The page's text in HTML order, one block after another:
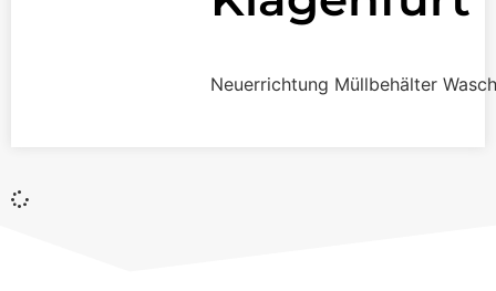
Neuerrichtung Müllbehälter